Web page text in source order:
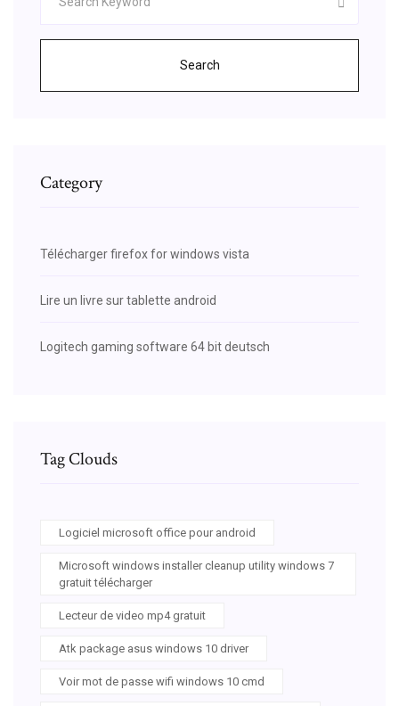
Search
Category
Télécharger firefox for windows vista
Lire un livre sur tablette android
Logitech gaming software 64 bit deutsch
Tag Clouds
Logiciel microsoft office pour android
Microsoft windows installer cleanup utility windows 7
gratuit télécharger
Lecteur de video mp4 gratuit
Atk package asus windows 10 driver
Voir mot de passe wifi windows 10 cmd